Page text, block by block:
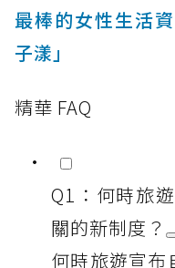
最棒的女性生活
子漾」
精華 FAQ
Q1：何時旅
關的新制度？
何時旅遊宣